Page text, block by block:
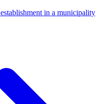
in a municipality